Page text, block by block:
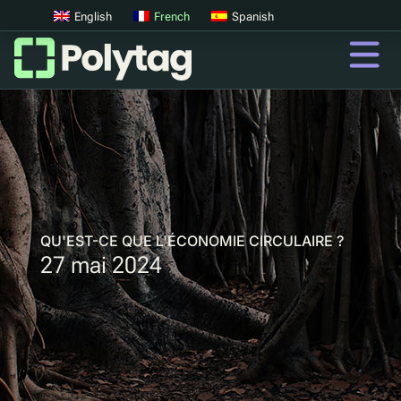
codes QR
Codes QR avancés
Tags UV
Tri par UV
QR
Passeports Produit Numériques
Consigne digitale
Authentification des produits
English French Spanish
QU'EST-CE QUE L'ÉCONOMIE CIRCULAIRE ?
27 mai 2024